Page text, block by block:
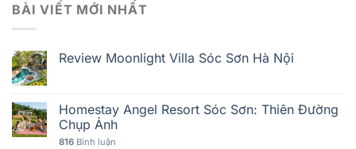
BÀI VIẾT MỚI NHẤT
Review Moonlight Villa Sóc Sơn Hà Nội
Homestay Angel Resort Sóc Sơn: Thiên Đường
Chụp Ảnh
816 Bình luận